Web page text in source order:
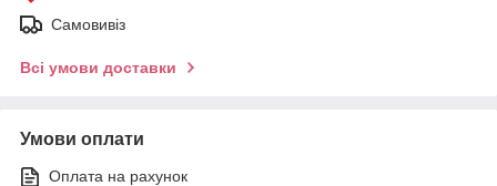
Самовивіз
Всі умови доставки
Умови оплати
Оплата на рахунок